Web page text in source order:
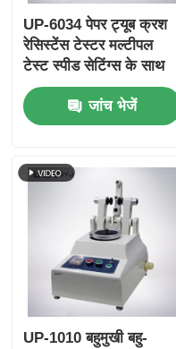
UP-6034 पेपर ट्यूब क्रश
रेसिस्टेंस टेस्टर मल्टीपल
टेस्ट स्पीड सेटिंग्स के साथ
ओवरलोड प्रोटेक्शन और
ISO11093-9 अनुरूपता
जांच भेजें
UP-1010 बहुमुखी बहु-